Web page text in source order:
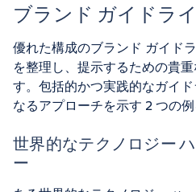
ブランド ガイドラ
優れた構成のブランド ガイド
を整理し、提示するための貴
す。包括的かつ実践的なガイ
なるアプローチを示す 2 つの例
世界的なテクノロジー
ー